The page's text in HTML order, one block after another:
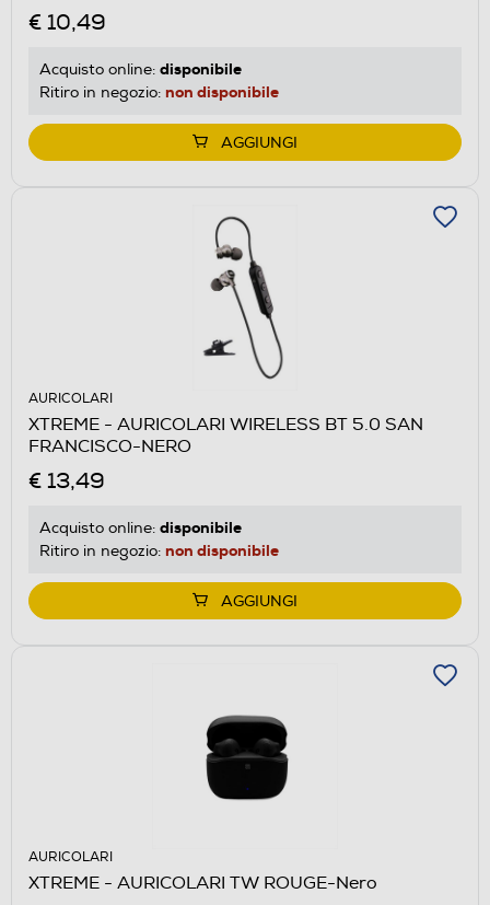
€ 10,49
Acquisto online: disponibile
Ritiro in negozio: non disponibile
AGGIUNGI
AURICOLARI
XTREME - AURICOLARI WIRELESS BT 5.0 SAN
FRANCISCO-NERO
€ 13,49
Acquisto online: disponibile
Ritiro in negozio: non disponibile
AGGIUNGI
AURICOLARI
XTREME - AURICOLARI TW ROUGE-Nero